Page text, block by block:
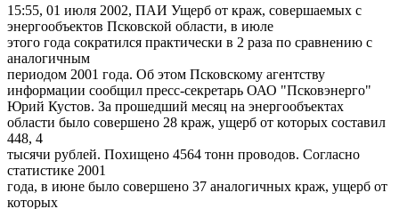
15:55, 01 июля 2002, ПАИ Ущерб от краж, совершаемых с
энергообъектов Псковской области, в июле
этого года сократился практически в 2 раза по сравнению с
аналогичным
периодом 2001 года. Об этом Псковскому агентству
информации сообщил пресс-секретарь ОАО "Псковэнерго"
Юрий Кустов. За прошедший месяц на энергообъектах
области было совершено 28 краж, ущерб от которых составил
448, 4
тысячи рублей. Похищено 4564 тонн проводов. Согласно
статистике 2001
года, в июне было совершено 37 аналогичных краж, ущерб от
которых